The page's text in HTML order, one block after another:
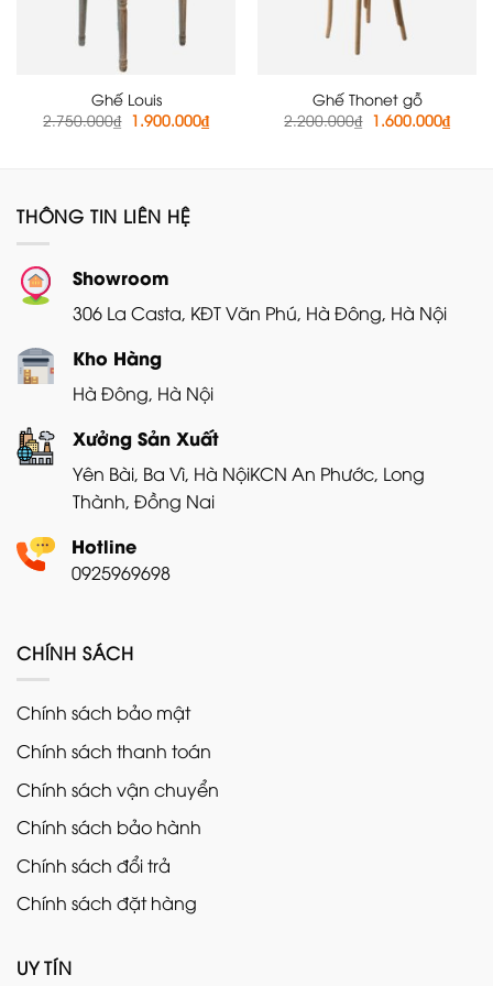
Ghế Louis
2.750.000₫ Giá
gốc
1.900.000₫Giá
hiện
Ghế Thonet gỗ
2.200.000₫ Giá
gốc
1.600.000₫Giá
hiện
THÔNG TIN LIÊN HỆ
Showroom
306 La Casta, KĐT Văn Phú, Hà Đông, Hà Nội
Kho Hàng
Hà Đông, Hà Nội
Xưởng Sản Xuất
Yên Bài, Ba Vì, Hà NộiKCN An Phước, Long
Thành, Đồng Nai
Hotline
0925969698
CHÍNH SÁCH
Chính sách bảo mật
Chính sách thanh toán
Chính sách vận chuyển
Chính sách bảo hành
Chính sách đổi trả
Chính sách đặt hàng
UY TÍN